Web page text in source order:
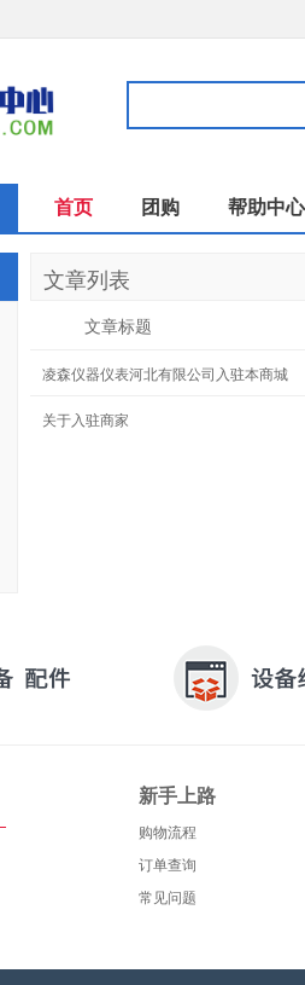
首页 团购 帮助中心
文章列表
文章标题
凌森仪器仪表河北有限公司入驻本商城
关于入驻商家
新手上路
购物流程
订单查询
常见问题